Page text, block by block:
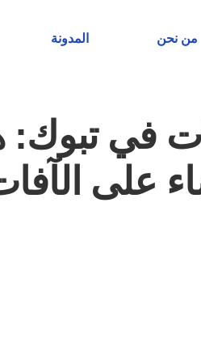
من نحن المدونة
تبوك:
على